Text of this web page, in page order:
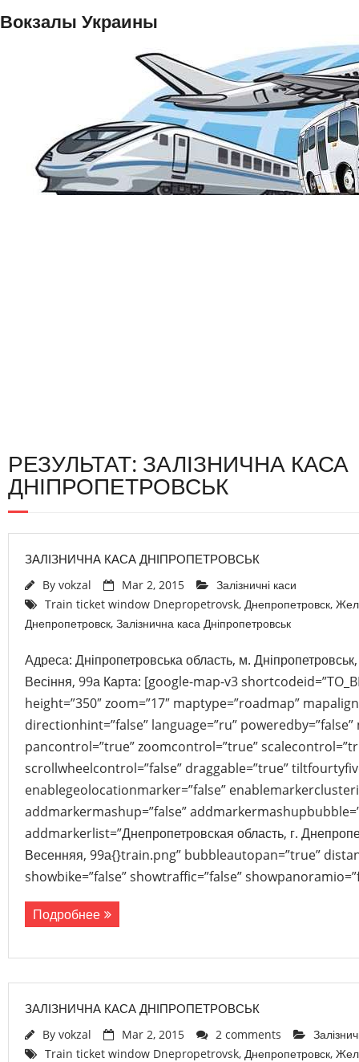
Вокзалы Украины
РЕЗУЛЬТАТ: ЗАЛІЗНИЧНА КАСА
ДНІПРОПЕТРОВСЬК
ЗАЛІЗНИЧНА КАСА ДНІПРОПЕТРОВСЬК
By vokzal Mar 2, 2015
Залізничні каси
Train ticket window Dnepropetrovsk, Днепропетровск,
Днепропетровск, Залізнична каса Дніпропетровськ
Адреса: Дніпропетровська область, м.
Весіння, 99а Карта: [google-map-v3
height=”350″ zoom=”17″ maptype=”roadmap”
directionhint=”false” language=”ru”
pancontrol=”true” zoomcontrol=”true”
scrollwheelcontrol=”false” draggable=”true”
enablegeolocationmarker=”false”
addmarkermashup=”false”
addmarkerlist=”Днепропетровская область, г.
Весенняя, 99а{}train.png” bubbleautopan=”true”
showbike=”false” showtraffic=”false”
Подробнее
ЗАЛІЗНИЧНА КАСА ДНІПРОПЕТРОВСЬК
By vokzal Mar 2, 2015 2 comments
Train ticket window Dnepropetrovsk, Днепропетровск,